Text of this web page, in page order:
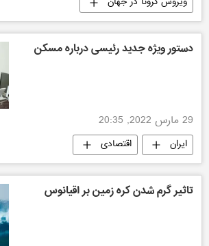
دستور ویژه جدید رئیسی درباره مسکن
29 مارس 2022, 20:35
ایران اقتصادی
تاثیر گرم شدن کره زمین بر اقیانوس